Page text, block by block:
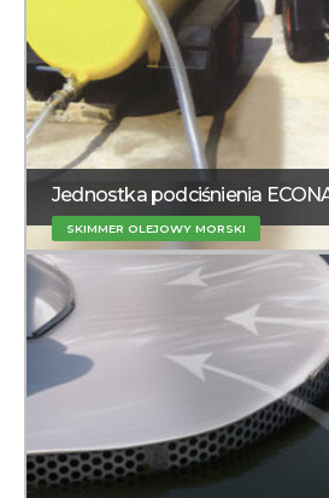
Jednostka podciśnienia
SKIMMER OLEJOWY MORSKI